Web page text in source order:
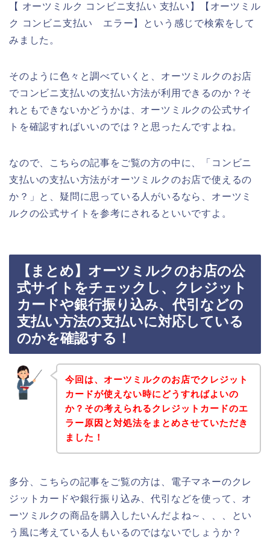
【 オーツミルク コンビニ支払い 支払い】【オーツミル
ク コンビニ支払い エラー】という感じで検索をして
みました。
そのように色々と調べていくと、オーツミルクのお店
でコンビニ支払いの支払い方法が利用できるのか？そ
れともできないかどうかは、オーツミルクの公式サイ
トを確認すればいいのでは？と思ったんですよね。
なので、こちらの記事をご覧の方の中に、「コンビニ
支払いの支払い方法がオーツミルクのお店で使えるの
か？」と、疑問に思っている人がいるなら、オーツミ
ルクの公式サイトを参考にされるといいですよ。
【まとめ】オーツミルクのお店の公
式サイトをチェックし、クレジット
カードや銀行振り込み、代引などの
支払い方法の支払いに対応している
のかを確認する！
今回は、オーツミルクのお店でクレジット
カードが使えない時にどうすればよいの
か？その考えられるクレジットカードのエ
ラー原因と対処法をまとめさせていただき
ました！
多分、こちらの記事をご覧の方は、電子マネーのクレ
ジットカードや銀行振り込み、代引などを使って、オ
ーツミルクの商品を購入したいんだよね～、、、とい
う風に考えている人もいるのではないでしょうか？